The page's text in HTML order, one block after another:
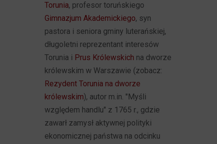
Torunia, profesor toruńskiego
Gimnazjum Akademickiego, syn
pastora i seniora gminy luterańskiej,
długoletni reprezentant interesów
Torunia i Prus Królewskich na dworze
królewskim w Warszawie (zobacz:
Rezydent Torunia na dworze
królewskim), autor m.in. "Myśli
względem handlu" z 1765 r., gdzie
zawarł zamysł aktywnej polityki
ekonomicznej państwa na odcinku